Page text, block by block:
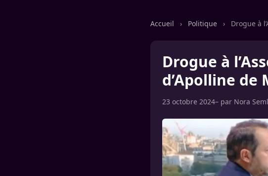
Accueil › Politique › Drogue à
Drogue à
d’Apolline de
23 octobre 2024– par Nora